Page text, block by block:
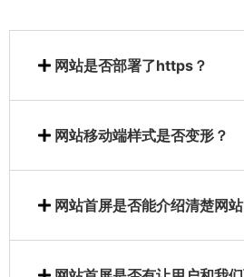
网站是否部署了https？
网站移动端样式是否变形？
网站首屏是否能介绍清楚网